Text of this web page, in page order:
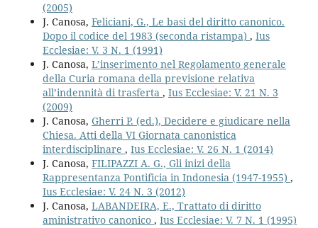
(2005)
J. Canosa, Feliciani, G., Le basi del diritto canonico.
Dopo il codice del 1983 (seconda ristampa) , Ius
Ecclesiae: V. 3 N. 1 (1991)
J. Canosa, L’inserimento nel Regolamento generale
della Curia romana della previsione relativa
all’indennità di trasferta , Ius Ecclesiae: V. 21 N. 3
(2009)
J. Canosa, Gherri P. (ed.), Decidere e giudicare nella
Chiesa. Atti della VI Giornata canonistica
interdisciplinare , Ius Ecclesiae: V. 26 N. 1 (2014)
J. Canosa, FILIPAZZI A. G., Gli inizi della
Rappresentanza Pontificia in Indonesia (1947-1955) ,
Ius Ecclesiae: V. 24 N. 3 (2012)
J. Canosa, LABANDEIRA, E., Trattato di diritto
aministrativo canonico , Ius Ecclesiae: V. 7 N. 1 (1995)